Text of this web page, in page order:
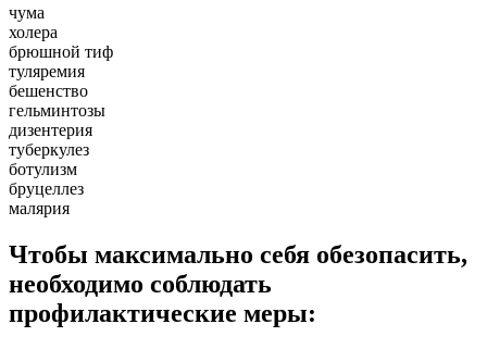
чума
холера
брюшной тиф
туляремия
бешенство
гельминтозы
дизентерия
туберкулез
ботулизм
бруцеллез
малярия
Чтобы максимально себя обезопасить,
необходимо соблюдать
профилактические меры: